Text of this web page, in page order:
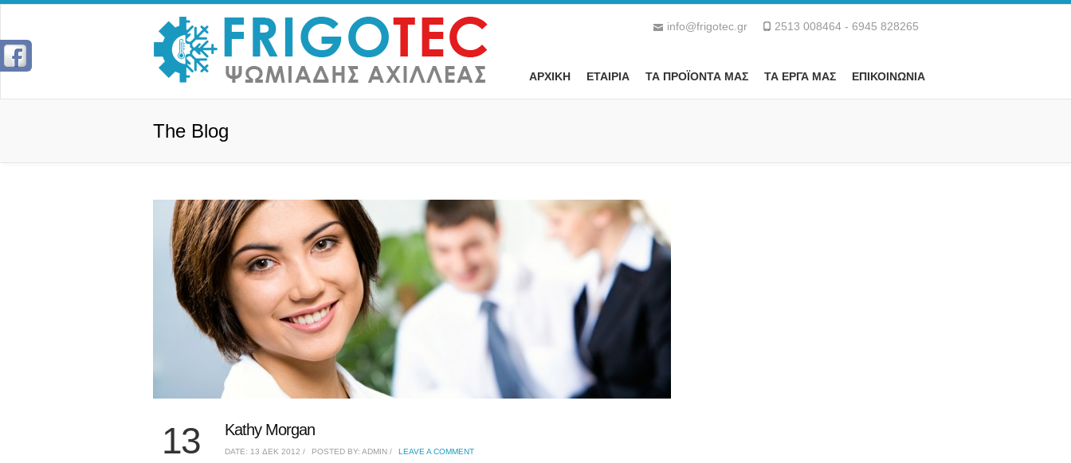
2513 008464 - 6945 828265
info@frigotec.gr
ΑΡΧΙΚΗ ΕΤΑΙΡΙΑ ΤΑ ΠΡΟΪOΝΤΑ ΜΑΣ ΤΑ ΕΡΓΑ ΜΑΣ ΕΠΙΚΟΙΝΩΝΙΑ
The Blog
13 Kathy Morgan
DATE: 13 ΔΕΚ 2012 / POSTED BY: ADMIN / LEAVE A COMMENT